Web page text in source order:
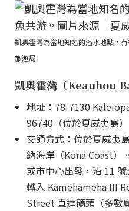
凱奧霍灣為當地知名的潛水地點，
旅遊局
凱奧霍灣（Keauhou
地址：78-7130
96740（位於夏威夷島）
交通方式：位於夏威夷
納海岸（Kona Coast）
或市中心出發，沿 11
轉入 Kamehameha III
Street 直達碼頭（多數